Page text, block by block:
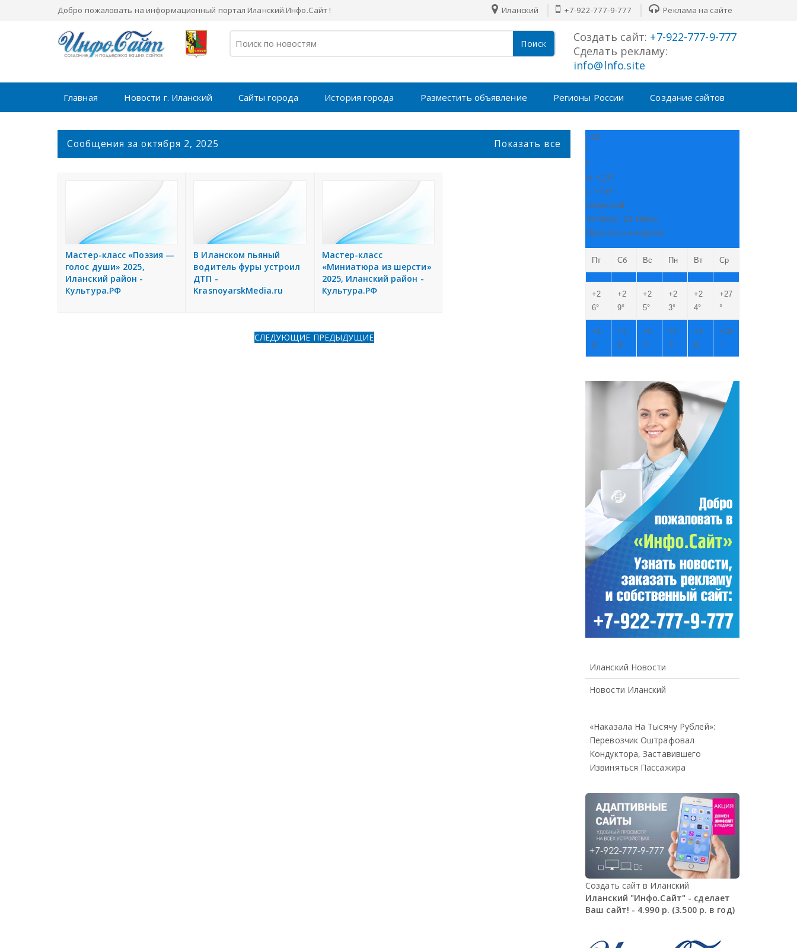
Добро пожаловать на информационный портал Иланский.Инфо.Сайт ! Иланский +7-922-777-9-777 Реклама на сайте
Поиск Создать сайт: +7-922-777-9-777
Сделать рекламу:
info@lnfo.site
Главная Новости г. Иланский Сайты города История города Разместить объявление Регионы России Создание сайтов
Сообщения за октября 2, 2025 Показать все
Мастер-класс «Поэзия —
голос души» 2025,
Иланский район -
Культура.РФ
В Иланском пьяный
водитель фуры устроил
ДТП -
KrasnoyarskMedia.ru
Мастер-класс
«Миниатюра из шерсти»
2025, Иланский район -
Культура.РФ
СЛЕДУЮЩИЕ ПРЕДЫДУЩИЕ
+23
°
C
H: +23°
L: +16°
Иланский
Четверг, 23 Июль
Прогноз на неделю
Пт Сб Вс Пн Вт Ср
+2
6°
+2
9°
+2
5°
+2
3°
+2
4°
+27
°
+1
5°
+1
6°
+1
7°
+1
7°
+1
6°
+15
°
Иланский Новости
Новости Иланский
«Наказала На Тысячу Рублей»:
Перевозчик Оштрафовал
Кондуктора, Заставившего
Извиняться Пассажира
Создать сайт в Иланский
Иланский "Инфо.Сайт" - сделает
Ваш сайт! - 4.990 р. (3.500 р. в год)